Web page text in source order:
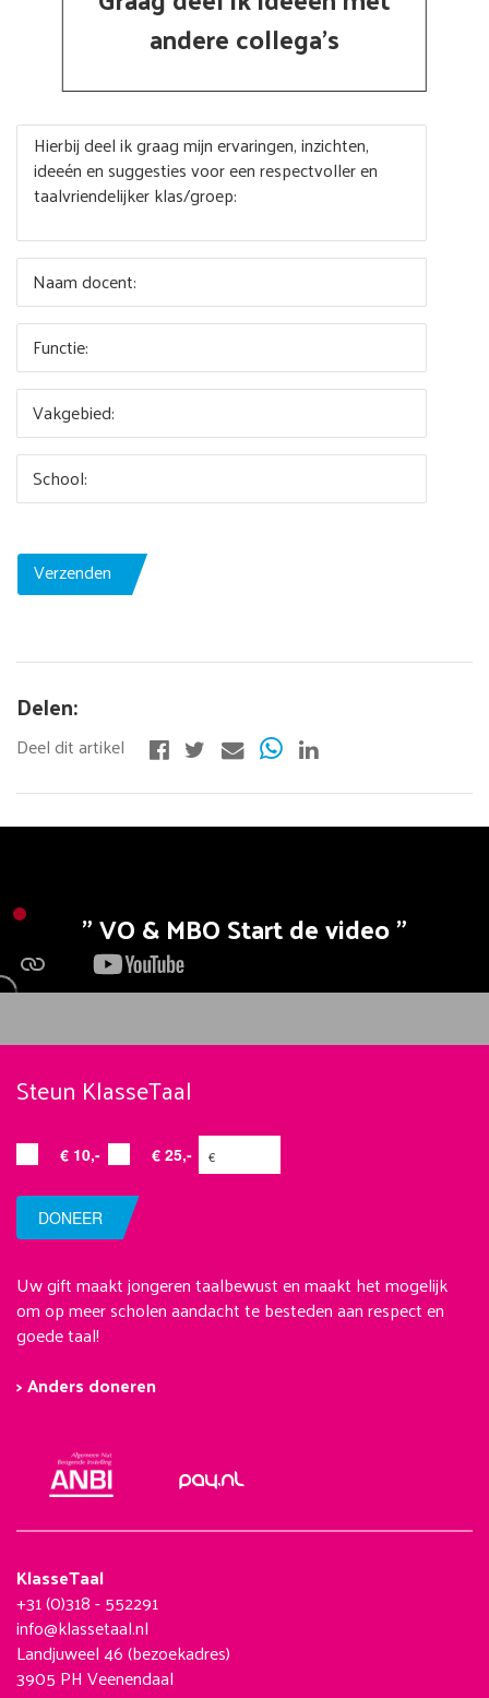
andere collega's
Hierbij deel ik graag mijn ervaringen, inzichten,
ideeén en suggesties voor een respectvoller en
taalvriendelijker klas/groep:
Naam docent:
Functie:
Vakgebied:
School:
Verzenden
Delen:
VO & MBO Start de video
Steun KlasseTaal
€ 10,- € 25,-
DONEER
Uw gift maakt jongeren taalbewust en maakt het mogelijk
om op meer scholen aandacht te besteden aan respect en
goede taal!
> Anders doneren
KlasseTaal
+31 (0)318 - 552291
info@klassetaal.nl
Landjuweel 46 (bezoekadres)
3905 PH Veenendaal